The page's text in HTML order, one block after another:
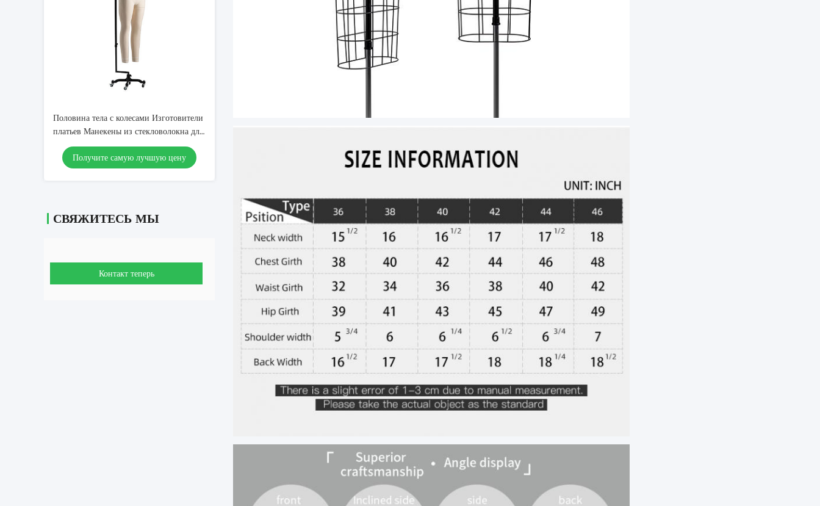
Половина тела с колесами Изготовители
платьев Манекены из стекловолокна для
изготовителей платьев
Получите самую лучшую цену
СВЯЖИТЕСЬ МЫ
Контакт теперь